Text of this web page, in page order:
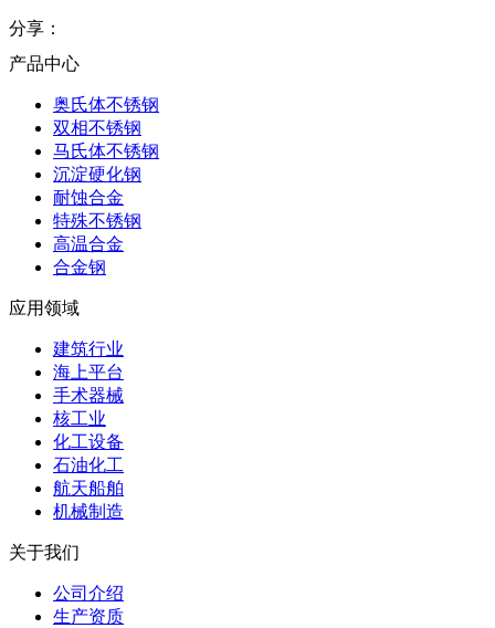
分享：
产品中心
奥氏体不锈钢
双相不锈钢
马氏体不锈钢
沉淀硬化钢
耐蚀合金
特殊不锈钢
高温合金
合金钢
应用领域
建筑行业
海上平台
手术器械
核工业
化工设备
石油化工
航天船舶
机械制造
关于我们
公司介绍
生产资质